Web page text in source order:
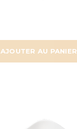
AJOUTER AU PANIER